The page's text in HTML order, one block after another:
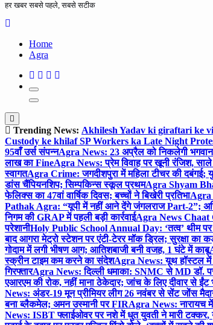
हर खबर सबसे पहले, सबसे सटीक
Home
Agra
Trending News: Akhilesh Yadav ki giraftari ke
Custody ke khilaf SP Workers ka Late Night
95वाँ उर्स संपन्नAgra News: 23 अप्रैल को निकलेगी भगवान
लाख का FineAgra News: प्रेम विवाह पर खूनी रंजिश, साले
स्वागतAgra Crime: जगदीशपुरा में महिला टीचर की दबंगई;
डांस चैंपियनशिप; सिम्पकिन्स स्कूल प्रथमAgra Shyam
फेलिक्स का 47वां वार्षिक दिवस; बच्चों ने बिखेरी प्रतिभाAgra
Pathak Agra: “यूपी में नहीं आने देंगे जंगलराज Part-2”;
निगम की GRAP में पहली बड़ी कार्रवाईAgra News Chaat
परेशानीHoly Public School Annual Day: ‘तत्व’ थीम पर
बाद आगरा मेट्रो स्टेशन पर एंटी-टेरर मॉक ड्रिल; सुरक्षा का
गोदाम में लगी भीषण आग; आतिशबाजी बनी वजह, 1 घंटे में काबू
स्क्रीन टाइम कम करने का संदेशAgra News: यूथ हॉस्टल में
गिरफ्तारAgra News: दिल्ली धमाका: SNMC से MD डॉ.
एआरएम की रोक, नहीं माना ठेकेदार; जांच के लिए दीवार से ईंट
News: अंडर-19 मून प्रीमियर लीग 26 नवंबर से सेंट जोंस
बना ब्लैकमेल; अमन उस्मानी पर FIRAgra News: नारायच में
News: ISBT फ्लाईओवर पर नशे में धुत युवती ने मारी